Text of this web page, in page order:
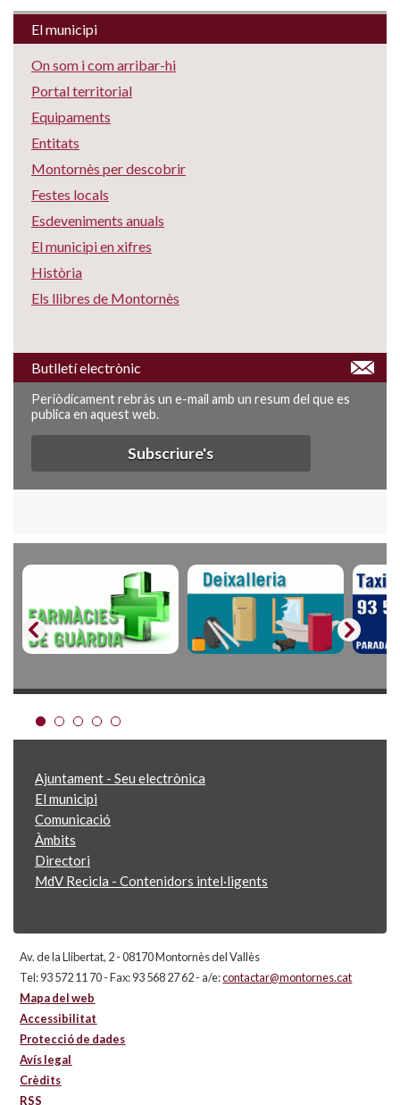
El municipi
On som i com arribar-hi
Portal territorial
Equipaments
Entitats
Montornès per descobrir
Festes locals
Esdeveniments anuals
El municipi en xifres
Història
Els llibres de Montornès
Butlletí electrònic
Periòdicament rebràs un e-mail amb un resum del que es
publica en aquest web.
Subscriure's
Ajuntament - Seu electrònica
El municipi
Comunicació
Àmbits
Directori
MdV Recicla - Contenidors intel·ligents
Av. de la Llibertat, 2 - 08170 Montornès del Vallès
Tel: 93 572 11 70 - Fax: 93 568 27 62 - a/e:contactar@montornes.cat
Mapa del web
Accessibilitat
Protecció de dades
Avís legal
Crèdits
RSS